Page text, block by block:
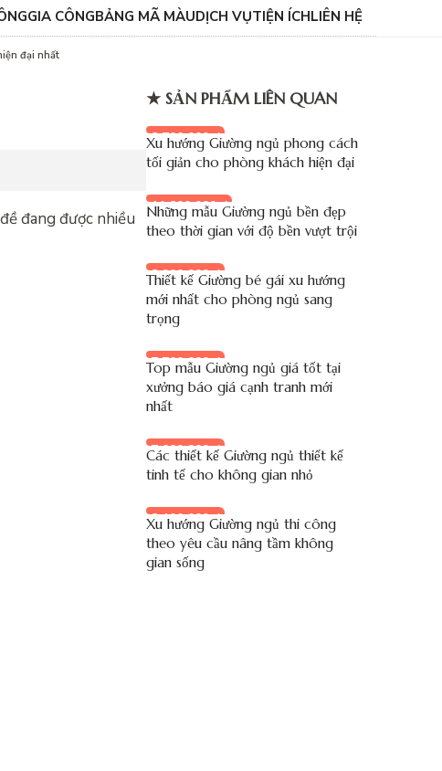
GIA CÔNGBẢNG MÃ MÀUDỊCH VỤTIỆN ÍCHLIÊN HỆ
đại nhất
đang được nhiều
★ SẢN PHẨM LIÊN QUAN
8.700.000 đ
Xu hướng Giường ngủ phong cách
tối giản cho phòng khách hiện đại
11.800.000 đ
Những mẫu Giường ngủ bền đẹp
theo thời gian với độ bền vượt trội
8.900.000 đ
Thiết kế Giường bé gái xu hướng
mới nhất cho phòng ngủ sang
trọng
7.700.000 đ
Top mẫu Giường ngủ giá tốt tại
xưởng báo giá cạnh tranh mới
nhất
7.000.000 đ
Các thiết kế Giường ngủ thiết kế
tinh tế cho không gian nhỏ
8.100.000 đ
Xu hướng Giường ngủ thi công
theo yêu cầu nâng tầm không
gian sống